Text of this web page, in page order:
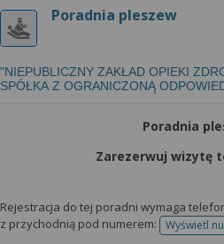
Poradnia pleszew
"NIEPUBLICZNY ZAKŁAD OPIEKI
SPÓŁKA Z OGRANICZONĄ
Poradnia
Zarezerwuj wizytę
Rejestracja do tej poradni wymaga
z przychodnią pod numerem:
Wyświetl